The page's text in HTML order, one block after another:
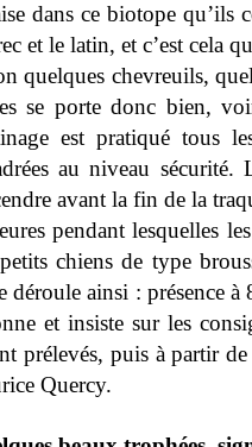
dans ce biotope qu’ils
et le latin, et c’est cela
quelques chevreuils,
se porte donc bien,
est pratiqué tous
au niveau
avant la fin de la
pendant lesquelles
chiens de type
déroule ainsi : présence
et insiste sur les
prélevés, puis à partir
Quercy.